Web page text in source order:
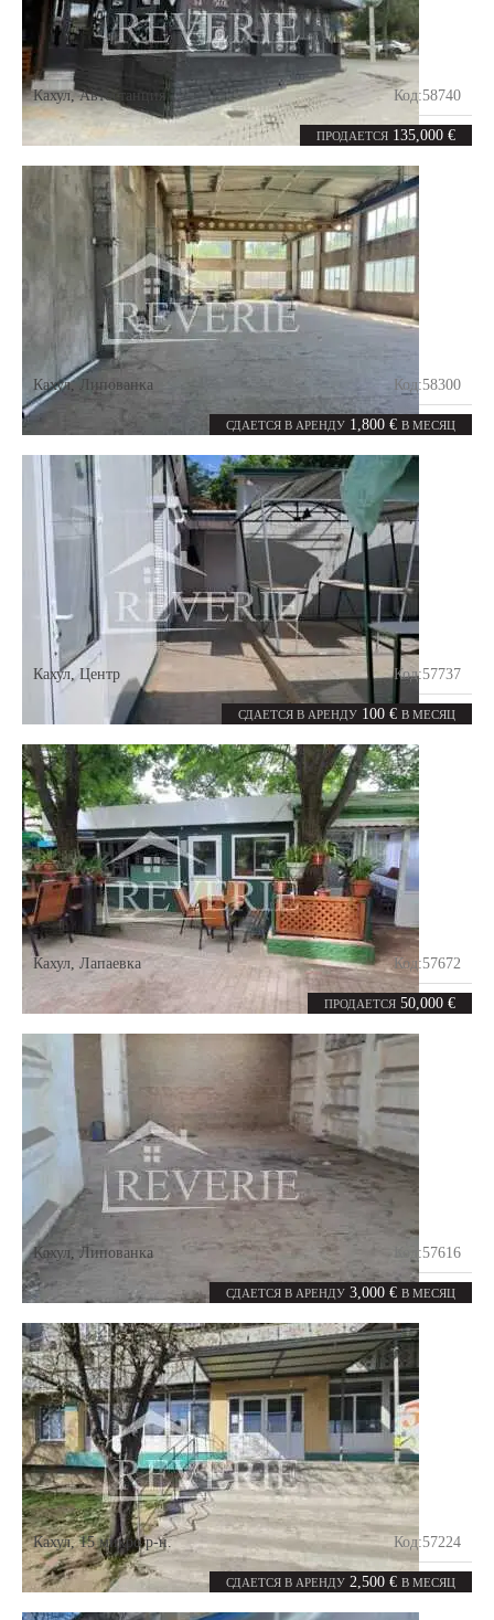
ПРОДАЕТСЯ 135,000 €
Кахул,Автостанция Код:58740
комнат 140 m²
СДАЕТСЯ В АРЕНДУ 1,800 € В МЕСЯЦ
Кахул, Липованка Код:58300
комнат 470m²
СДАЕТСЯ В АРЕНДУ 100 € В МЕСЯЦ
Кахул ,Центр Код:57737
комнат 12m²
ПРОДАЕТСЯ 50,000 €
Кахул Лапаевка Код:57672
0 комнат 260
СДАЕТСЯ В АРЕНДУ 3,000 € В МЕСЯЦ
Кахул ,Липованка Код:57616
комнат 1600m²
СДАЕТСЯ В АРЕНДУ 2,500 € В МЕСЯЦ
Кахул,15 микро р-н. Код:57224
0 комнат 367.8m²